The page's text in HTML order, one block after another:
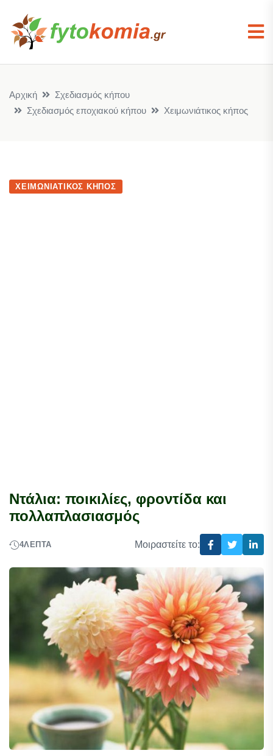
Αρχική
Σχεδιασμός κήπου
Σχεδιασμός εποχιακού κήπου
Χειμωνιάτικος κήπος
ΧΕΙΜΩΝΙΆΤΙΚΟΣ ΚΉΠΟΣ
Ντάλια: ποικιλίες, φροντίδα και
πολλαπλασιασμός
4ΛΕΠΤΆ Μοιραστείτε το: